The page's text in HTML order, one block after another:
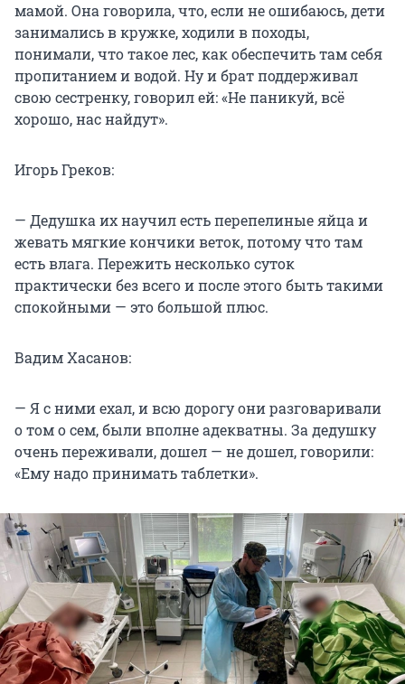
мамой. Она говорила, что, если не ошибаюсь, дети
занимались в кружке, ходили в походы,
понимали, что такое лес, как обеспечить там себя
пропитанием и водой. Ну и брат поддерживал
свою сестренку, говорил ей: «Не паникуй, всё
хорошо, нас найдут».
Игорь Греков:
— Дедушка их научил есть перепелиные яйца и
жевать мягкие кончики веток, потому что там
есть влага. Пережить несколько суток
практически без всего и после этого быть такими
спокойными — это большой плюс.
Вадим Хасанов:
— Я с ними ехал, и всю дорогу они разговаривали
о том о сем, были вполне адекватны. За дедушку
очень переживали, дошел — не дошел, говорили:
«Ему надо принимать таблетки».